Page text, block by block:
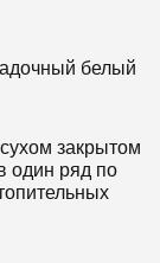
белый
закрытом
один ряд по